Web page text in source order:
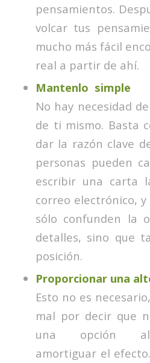
pensamientos.
volcar tus
mucho más fácil
real a partir de ahí.
Mantenlo simple
No hay necesidad
de ti mismo. Basta
dar la razón clave
personas pueden
escribir una carta
correo electrónico,
sólo confunden la
detalles, sino que
posición.
Proporcionar una
Esto no es
mal por decir que
una opción
amortiguar el